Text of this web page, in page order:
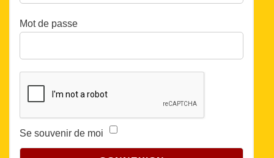
Mot de passe
Se souvenir de moi